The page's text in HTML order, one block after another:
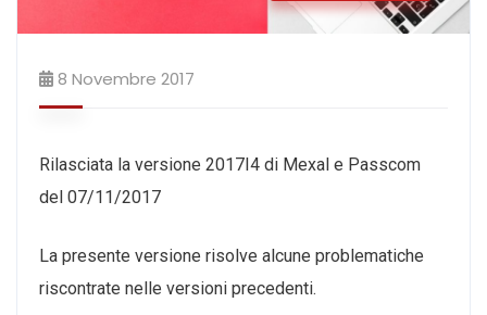
8 Novembre 2017
Rilasciata la versione 2017I4 di Mexal e Passcom
del 07/11/2017
La presente versione risolve alcune problematiche
riscontrate nelle versioni precedenti.